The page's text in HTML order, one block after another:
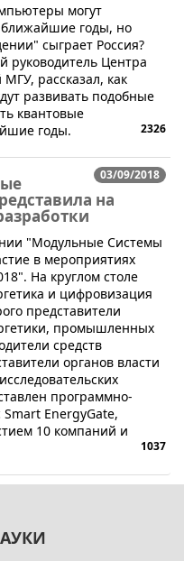
могут
ближайшие годы, но
сыграет Россия?
руководитель Центра
рассказал, как
развивать подобные
квантовые
годы.
2326
03/09/2018
на
"Модульные Системы
в мероприятиях
На круглом столе
и цифровизация
представители
промышленных
средств
органов власти
программно-
EnergyGate,
10 компаний и
1037